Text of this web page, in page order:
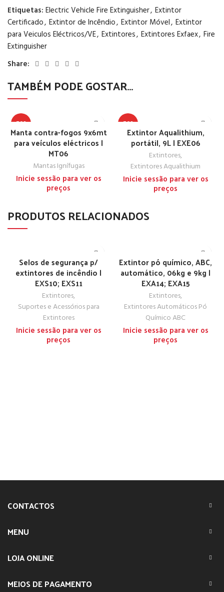
Etiquetas: Electric Vehicle Fire Extinguisher, Extintor
Certificado, Extintor de Incêndio, Extintor Móvel, Extintor
para Veiculos Eléctricos/VE, Extintores, Extintores Exfaex, Fire
Extinguisher
Share:
TAMBÉM PODE GOSTAR…
TOP
Manta contra-fogos 9x6mt
para veículos eléctricos |
MT06
Mantas Ignífugas
Inicie sessão para ver os
preços
TOP
Extintor Aqualithium,
portátil, 9L | EXE06
Extintores,
Extintores Aqualithium
Inicie sessão para ver os
preços
PRODUTOS RELACIONADOS
Selos de segurança p/
extintores de incêndio |
EXS10; EXS11
Extintores,
Suportes e Acessórios para
Extintores
Inicie sessão para ver os
preços
Extintor pó químico, ABC,
automático, 06kg e 9kg |
EXA14; EXA15
Extintores,
Extintores Automáticos Pó
Químico ABC
Inicie sessão para ver os
preços
CONTACTOS
MENU
LOJA ONLINE
MEIOS DE PAGAMENTO